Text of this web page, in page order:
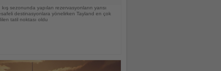
sezonunda yapılan rezervasyonların yarısı
destinasyonlara yönelirken Tayland en çok
tatil noktası oldu